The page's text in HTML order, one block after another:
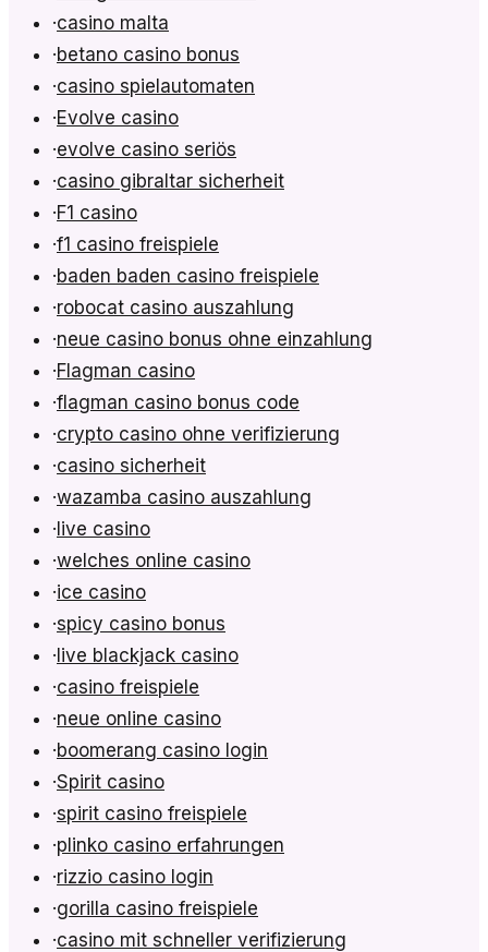
·casino malta
·betano casino bonus
·casino spielautomaten
·Evolve casino
·evolve casino seriös
·casino gibraltar sicherheit
·F1 casino
·f1 casino freispiele
·baden baden casino freispiele
·robocat casino auszahlung
·neue casino bonus ohne einzahlung
·Flagman casino
·flagman casino bonus code
·crypto casino ohne verifizierung
·casino sicherheit
·wazamba casino auszahlung
·live casino
·welches online casino
·ice casino
·spicy casino bonus
·live blackjack casino
·casino freispiele
·neue online casino
·boomerang casino login
·Spirit casino
·spirit casino freispiele
·plinko casino erfahrungen
·rizzio casino login
·gorilla casino freispiele
·casino mit schneller verifizierung